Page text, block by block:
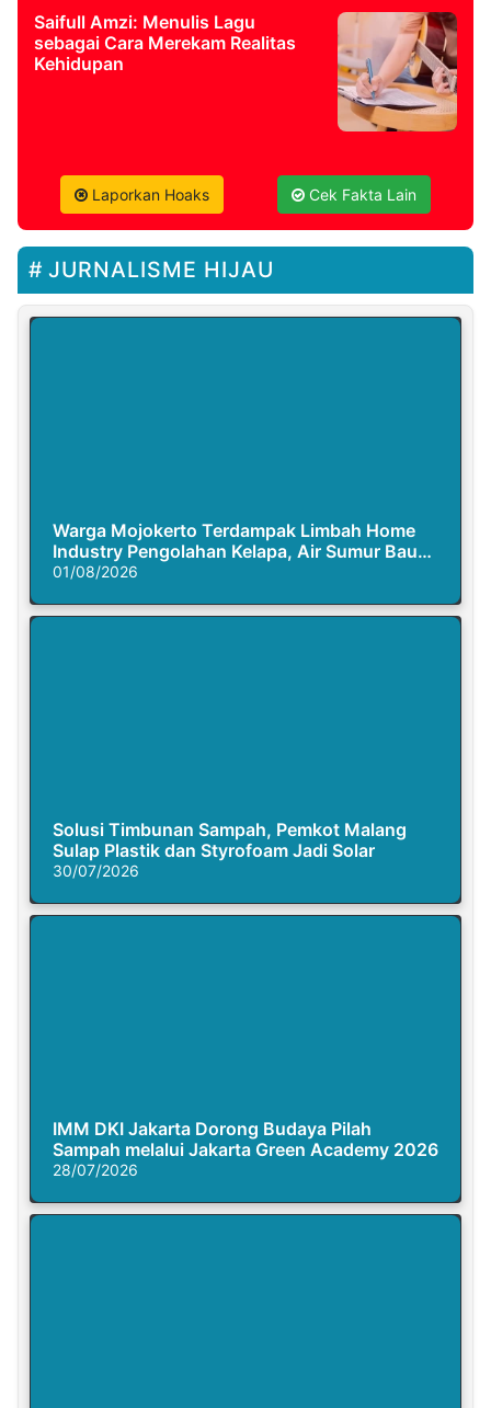
Saifull Amzi: Menulis Lagu
sebagai Cara Merekam Realitas
Kehidupan
Laporkan Hoaks Cek Fakta Lain
JURNALISME HIJAU
Warga Mojokerto Terdampak Limbah Home
Industry Pengolahan Kelapa, Air Sumur Bau
Busuk
01/08/2026
Solusi Timbunan Sampah, Pemkot Malang
Sulap Plastik dan Styrofoam Jadi Solar
30/07/2026
IMM DKI Jakarta Dorong Budaya Pilah
Sampah melalui Jakarta Green Academy 2026
28/07/2026